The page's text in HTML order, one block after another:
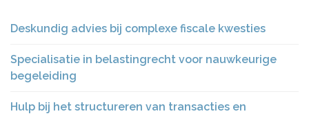
Deskundig advies bij complexe fiscale kwesties
Specialisatie in belastingrecht voor nauwkeurige
begeleiding
Hulp bij het structureren van transacties en